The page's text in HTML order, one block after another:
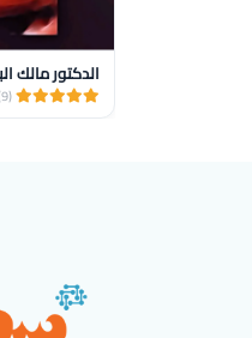
الدكتور مالك
(9)